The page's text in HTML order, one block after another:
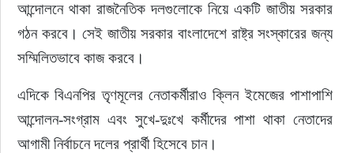
আন্দোলনে থাকা রাজনৈতিক দলগুলোকে নিয়ে একটি জাতীয় সরকার
গঠন করবে। সেই জাতীয় সরকার বাংলাদেশে রাষ্ট্র সংস্কারের জন্য
সম্মিলিতভাবে কাজ করবে।
এদিকে বিএনপির তৃণমূলের নেতাকর্মীরাও ক্লিন ইমেজের পাশাপাশি
আন্দোলন-সংগ্রাম এবং সুখে-দুঃখে কর্মীদের পাশা থাকা নেতাদের
আগামী নির্বাচনে দলের প্রার্থী হিসেবে চান।